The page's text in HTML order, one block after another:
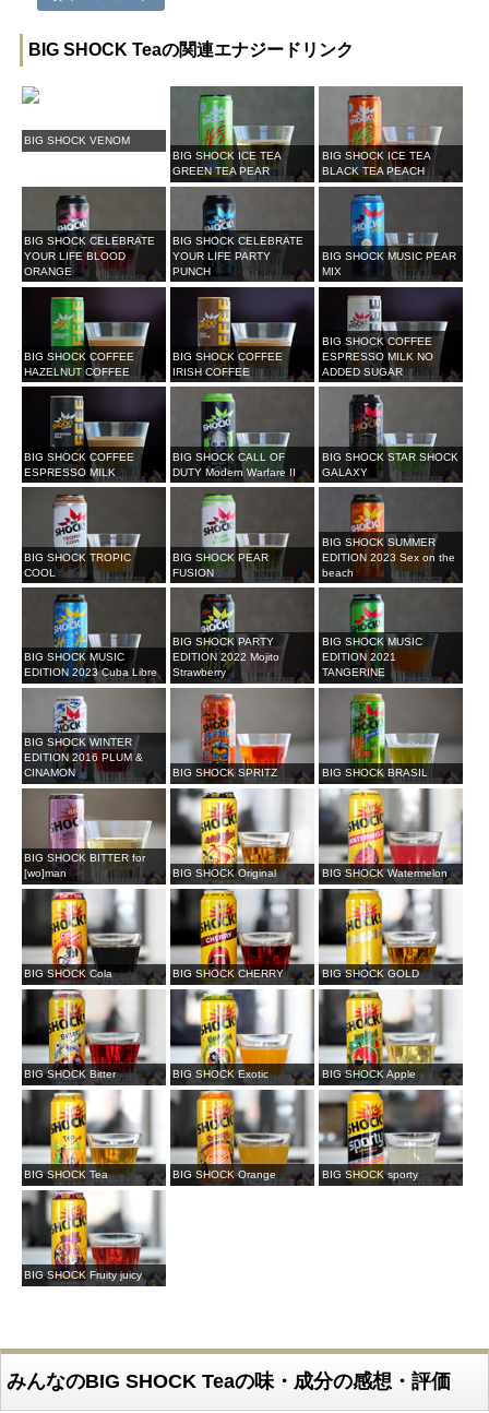
BIG SHOCK Teaの関連エナジードリンク
BIG SHOCK VENOM
BIG SHOCK ICE TEA
GREEN TEA PEAR
BIG SHOCK ICE TEA
BLACK TEA PEACH
BIG SHOCK CELEBRATE
YOUR LIFE BLOOD
ORANGE
BIG SHOCK CELEBRATE
YOUR LIFE PARTY
PUNCH
BIG SHOCK MUSIC PEAR
MIX
BIG SHOCK COFFEE
HAZELNUT COFFEE
BIG SHOCK COFFEE
IRISH COFFEE
BIG SHOCK COFFEE
ESPRESSO MILK NO
ADDED SUGAR
BIG SHOCK COFFEE
ESPRESSO MILK
BIG SHOCK CALL OF
DUTY Modern Warfare II
BIG SHOCK STAR SHOCK
GALAXY
BIG SHOCK TROPIC
COOL
BIG SHOCK PEAR
FUSION
BIG SHOCK SUMMER
EDITION 2023 Sex on the
beach
BIG SHOCK MUSIC
EDITION 2023 Cuba Libre
BIG SHOCK PARTY
EDITION 2022 Mojito
Strawberry
BIG SHOCK MUSIC
EDITION 2021
TANGERINE
BIG SHOCK WINTER
EDITION 2016 PLUM &
CINAMON
BIG SHOCK SPRITZ BIG SHOCK BRASIL
BIG SHOCK BITTER for
[wo]man
BIG SHOCK Original BIG SHOCK Watermelon
BIG SHOCK Cola BIG SHOCK CHERRY BIG SHOCK GOLD
BIG SHOCK Bitter BIG SHOCK Exotic BIG SHOCK Apple
BIG SHOCK Tea BIG SHOCK Orange BIG SHOCK sporty
BIG SHOCK Fruity juicy
みんなのBIG SHOCK Teaの味・成分の感想・評価